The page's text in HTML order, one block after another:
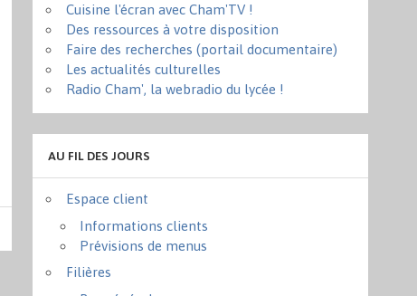
Cuisine l'écran avec Cham'TV !
Des ressources à votre disposition
Faire des recherches (portail documentaire)
Les actualités culturelles
Radio Cham', la webradio du lycée !
AU FIL DES JOURS
Espace client
Informations clients
Prévisions de menus
Filières